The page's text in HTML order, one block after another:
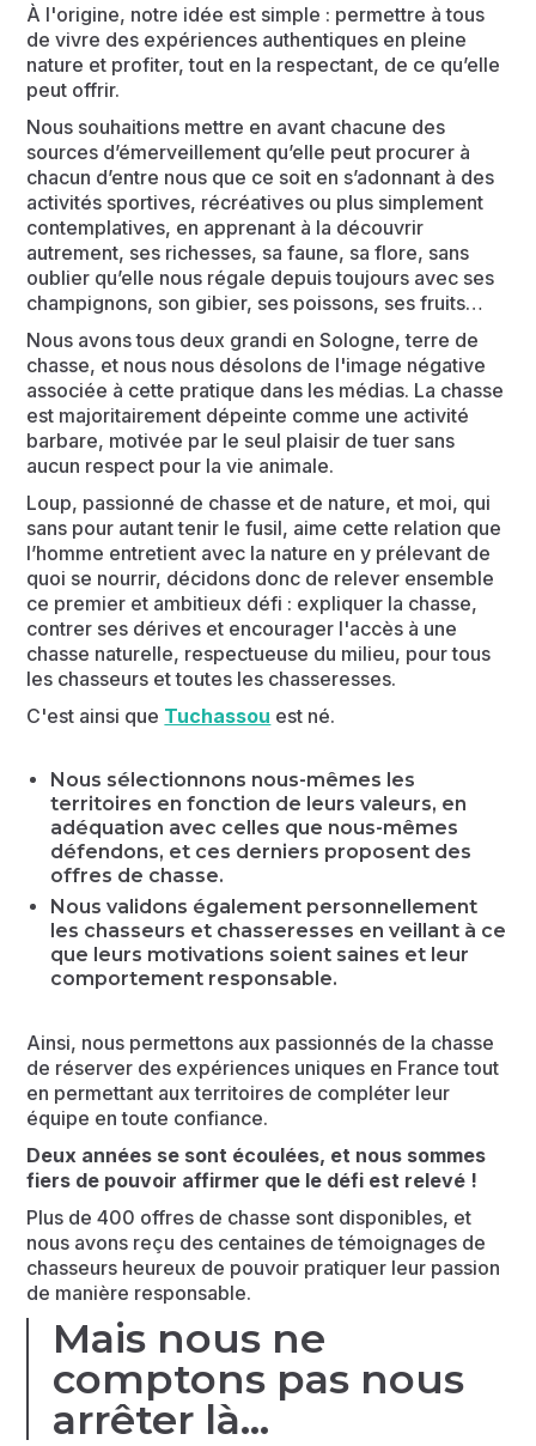
À l'origine, notre idée est simple : permettre à tous
de vivre des expériences authentiques en pleine
nature et profiter, tout en la respectant, de ce qu’elle
peut offrir.
Nous souhaitions mettre en avant chacune des
sources d’émerveillement qu’elle peut procurer à
chacun d’entre nous que ce soit en s’adonnant à des
activités sportives, récréatives ou plus simplement
contemplatives, en apprenant à la découvrir
autrement, ses richesses, sa faune, sa flore, sans
oublier qu’elle nous régale depuis toujours avec ses
champignons, son gibier, ses poissons, ses fruits…
Nous avons tous deux grandi en Sologne, terre de
chasse, et nous nous désolons de l'image négative
associée à cette pratique dans les médias. La chasse
est majoritairement dépeinte comme une activité
barbare, motivée par le seul plaisir de tuer sans
aucun respect pour la vie animale.
Loup, passionné de chasse et de nature, et moi, qui
sans pour autant tenir le fusil, aime cette relation que
l’homme entretient avec la nature en y prélevant de
quoi se nourrir, décidons donc de relever ensemble
ce premier et ambitieux défi : expliquer la chasse,
contrer ses dérives et encourager l'accès à une
chasse naturelle, respectueuse du milieu, pour tous
les chasseurs et toutes les chasseresses.
C'est ainsi que Tuchassou est né.
Nous sélectionnons nous-mêmes les
territoires en fonction de leurs valeurs, en
adéquation avec celles que nous-mêmes
défendons, et ces derniers proposent des
offres de chasse.
Nous validons également personnellement
les chasseurs et chasseresses en veillant à ce
que leurs motivations soient saines et leur
comportement responsable.
Ainsi, nous permettons aux passionnés de la chasse
de réserver des expériences uniques en France tout
en permettant aux territoires de compléter leur
équipe en toute confiance.
Deux années se sont écoulées, et nous sommes
fiers de pouvoir affirmer que le défi est relevé !
Plus de 400 offres de chasse sont disponibles, et
nous avons reçu des centaines de témoignages de
chasseurs heureux de pouvoir pratiquer leur passion
de manière responsable.
Mais nous ne
comptons pas nous
arrêter là...